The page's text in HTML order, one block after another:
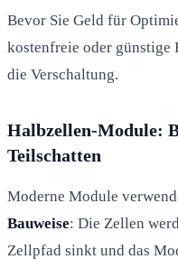
Bevor Sie Geld für
kostenfreie oder
die Verschaltung.
Halbzellen-Module:
Teilschatten
Moderne Module
Bauweise: Die Zellen
Zellpfad sinkt und das